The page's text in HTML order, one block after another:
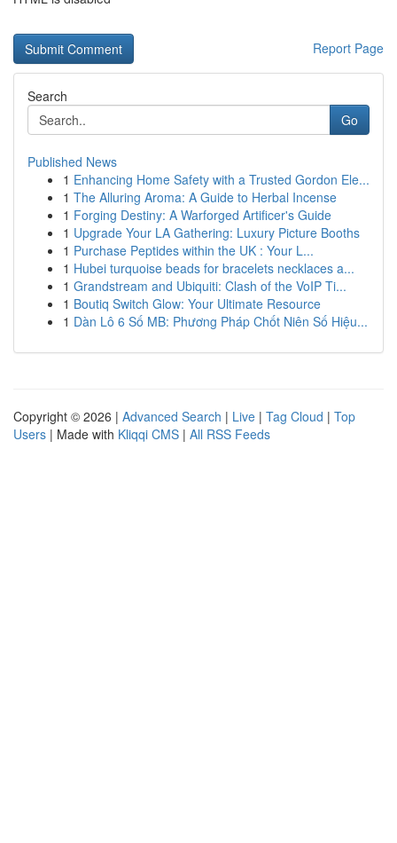
Report Page
Search
Go
Published News
1 Enhancing Home Safety with a Trusted Gordon Ele...
1 The Alluring Aroma: A Guide to Herbal Incense
1 Forging Destiny: A Warforged Artificer's Guide
1 Upgrade Your LA Gathering: Luxury Picture Booths
1 Purchase Peptides within the UK : Your L...
1 Hubei turquoise beads for bracelets necklaces a...
1 Grandstream and Ubiquiti: Clash of the VoIP Ti...
1 Boutiq Switch Glow: Your Ultimate Resource
1 Dàn Lô 6 Số MB: Phương Pháp Chốt Niên Số Hiệu...
Copyright © 2026 | Advanced Search | Live | Tag Cloud | Top
Users | Made with Kliqqi CMS | All RSS Feeds